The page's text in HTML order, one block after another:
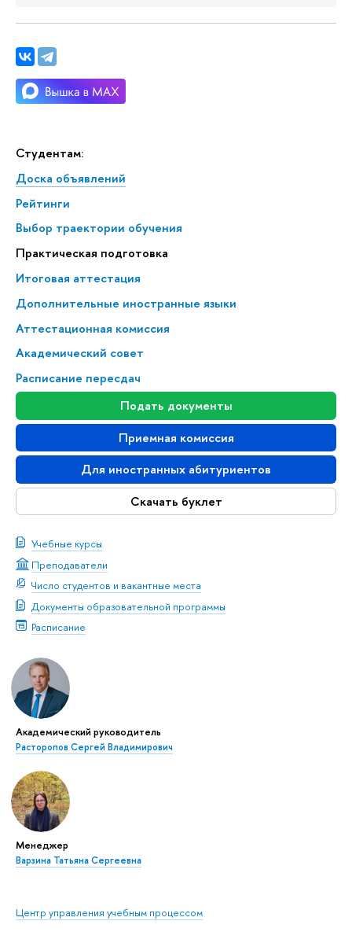
Студентам:
Доска объявлений
Рейтинги
Выбор траектории обучения
Практическая подготовка
Итоговая аттестация
Дополнительные иностранные языки
Аттестационная комиссия
Академический совет
Расписание пересдач
Подать документы
Приемная комиссия
Для иностранных абитуриентов
Скачать буклет
Учебные курсы
Преподаватели
Число студентов и вакантные места
Документы образовательной программы
Расписание
Академический руководитель
Расторопов Сергей Владимирович
Менеджер
Варзина Татьяна Сергеевна
Центр управления учебным процессом